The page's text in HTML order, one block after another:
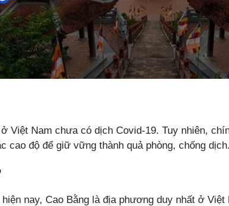
Việt Nam chưa có dịch Covid-19. Tuy nhiên,
cao độ để giữ vững thành quả phòng, chống dịch.
nay, Cao Bằng là địa phương duy nhất ở Việt